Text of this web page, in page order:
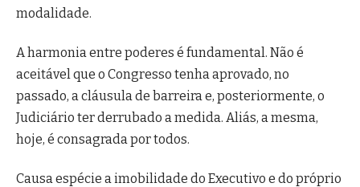
modalidade.
A harmonia entre poderes é fundamental. Não é
aceitável que o Congresso tenha aprovado, no
passado, a cláusula de barreira e, posteriormente, o
Judiciário ter derrubado a medida. Aliás, a mesma,
hoje, é consagrada por todos.
Causa espécie a imobilidade do Executivo e do próprio